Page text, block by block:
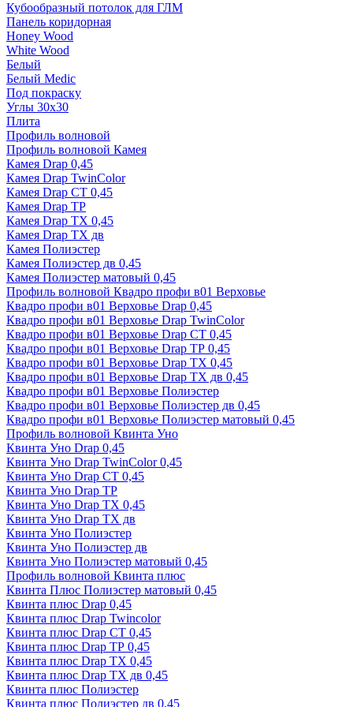
Кубообразный потолок для ГЛМ
Панель коридорная
Honey Wood
White Wood
Белый
Белый Medic
Под покраску
Углы 30х30
Плита
Профиль волновой
Профиль волновой Камея
Камея Drap 0,45
Камея Drap TwinColor
Камея Drap СТ 0,45
Камея Drap ТР
Камея Drap ТХ 0,45
Камея Drap ТХ дв
Камея Полиэстер
Камея Полиэстер дв 0,45
Камея Полиэстер матовый 0,45
Профиль волновой Квадро профи в01 Верховье
Квадро профи в01 Верховье Drap 0,45
Квадро профи в01 Верховье Drap TwinColor
Квадро профи в01 Верховье Drap СТ 0,45
Квадро профи в01 Верховье Drap ТР 0,45
Квадро профи в01 Верховье Drap ТХ 0,45
Квадро профи в01 Верховье Drap ТХ дв 0,45
Квадро профи в01 Верховье Полиэстер
Квадро профи в01 Верховье Полиэстер дв 0,45
Квадро профи в01 Верховье Полиэстер матовый 0,45
Профиль волновой Квинта Уно
Квинта Уно Drap 0,45
Квинта Уно Drap TwinColor 0,45
Квинта Уно Drap СТ 0,45
Квинта Уно Drap ТР
Квинта Уно Drap ТХ 0,45
Квинта Уно Drap ТХ дв
Квинта Уно Полиэстер
Квинта Уно Полиэстер дв
Квинта Уно Полиэстер матовый 0,45
Профиль волновой Квинта плюс
Квинта Плюс Полиэстер матовый 0,45
Квинта плюс Drap 0,45
Квинта плюс Drap Twincolor
Квинта плюс Drap СТ 0,45
Квинта плюс Drap ТР 0,45
Квинта плюс Drap ТХ 0,45
Квинта плюс Drap ТХ дв 0,45
Квинта плюс Полиэстер
Квинта плюс Полиэстер дв 0,45